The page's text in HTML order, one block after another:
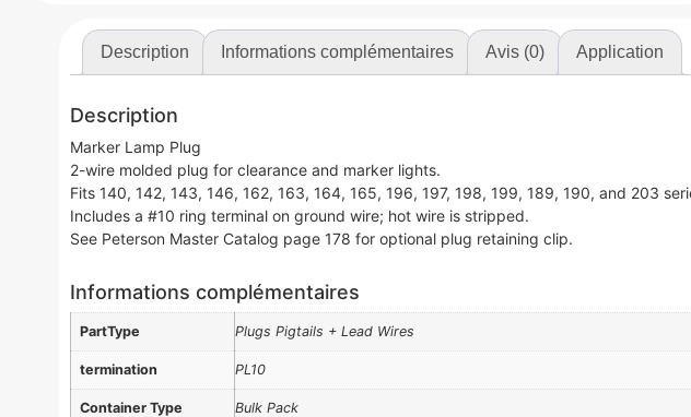
Description Informations complémentaires Avis (0) Application
Description
Marker Lamp Plug
2-wire molded plug for clearance and marker lights.
Fits 140, 142, 143, 146, 162, 163, 164, 165, 196, 197, 198, 199, 189, 190, and 203
Includes a #10 ring terminal on ground wire; hot wire is stripped.
See Peterson Master Catalog page 178 for optional plug retaining clip.
Informations complémentaires
PartType Plugs Pigtails + Lead Wires
termination PL10
Container Type Bulk Pack